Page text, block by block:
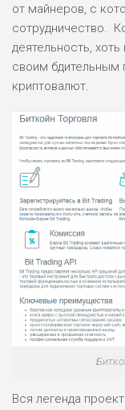
от майнеров, с
сотрудничество.
деятельность,
своим бдительным
криптовалют.
Вся легенда